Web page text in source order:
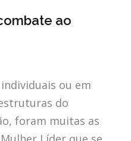
ao
ou em
do
foram muitas as